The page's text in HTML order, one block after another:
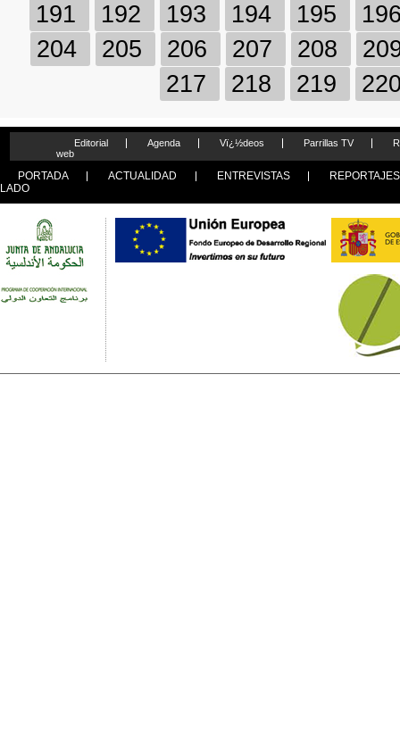
191
192 193 194 195
204
205 206 207 208
217
218 219
Editorial Agenda Vï¿½deos Parrillas TV
web
PORTADA ACTUALIDAD ENTREVISTAS
REPORTAJES
LADO